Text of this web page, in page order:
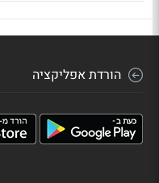
הורדת אפליקציה